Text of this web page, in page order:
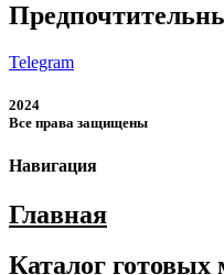
Telegram
2024
Все права защищены
Навигация
Главная
Каталог готовых